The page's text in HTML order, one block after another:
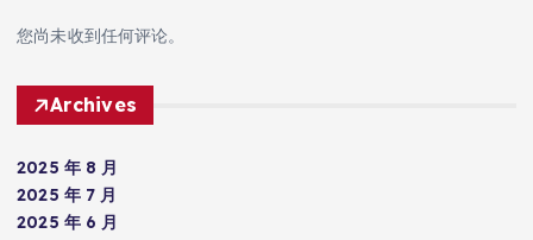
您尚未收到任何评论。
Archives
2025 年 8 月
2025 年 7 月
2025 年 6 月